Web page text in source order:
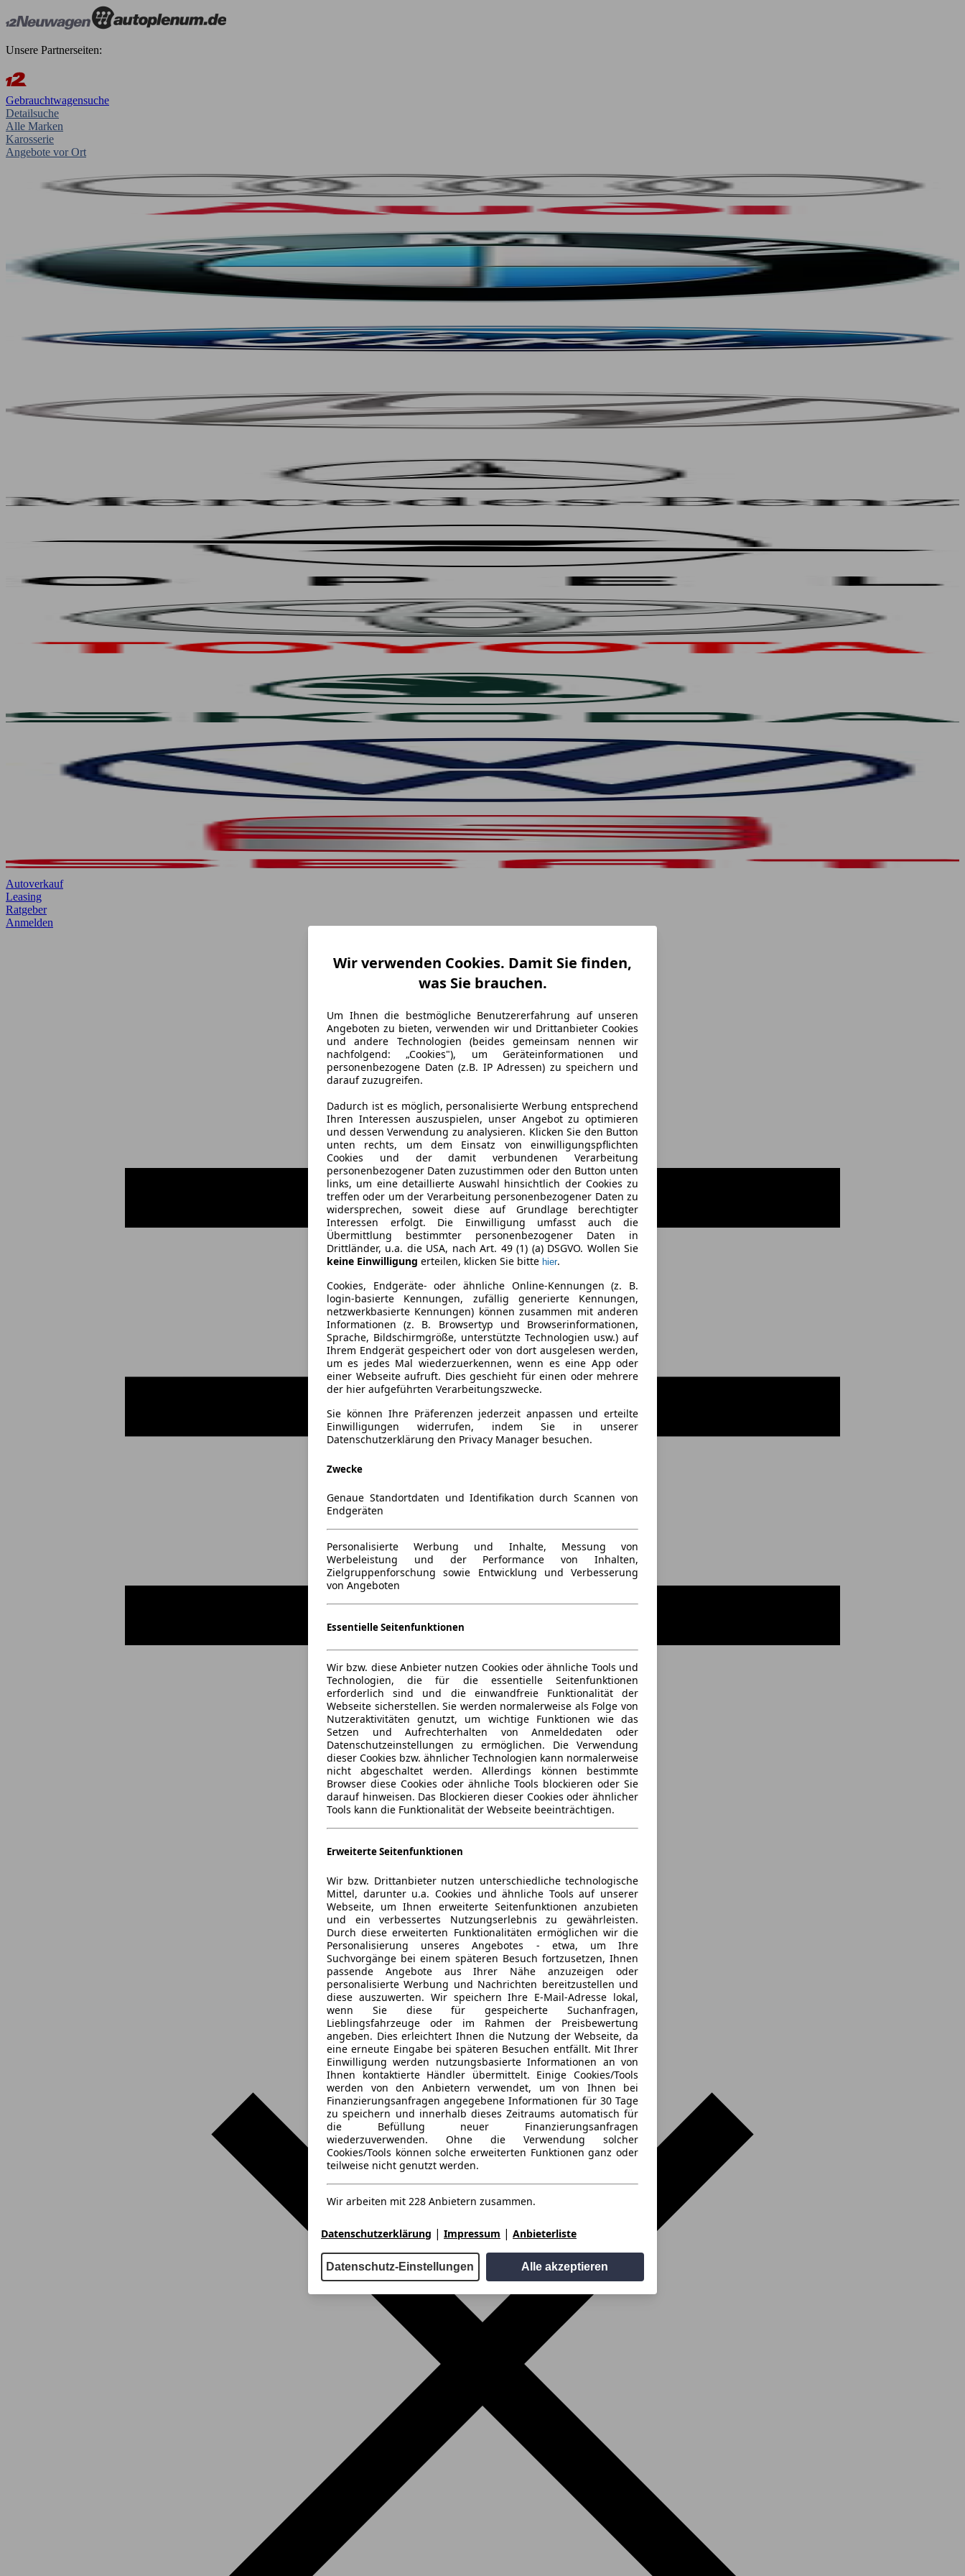
Unsere Partnerseiten:
Gebrauchtwagensuche
Detailsuche
Alle Marken
Karosserie
Angebote vor Ort
Autoverkauf
Leasing
Ratgeber
Anmelden
Wir verwenden Cookies. Damit Sie finden,
was Sie brauchen.
Um Ihnen die bestmögliche Benutzererfahrung auf unseren
Angeboten zu bieten, verwenden wir und Drittanbieter Cookies
und andere Technologien (beides gemeinsam nennen wir
nachfolgend: „Cookies"), um Geräteinformationen und
personenbezogene Daten (z.B. IP Adressen) zu speichern und
darauf zuzugreifen.
Dadurch ist es möglich, personalisierte Werbung entsprechend
Ihren Interessen auszuspielen, unser Angebot zu optimieren
und dessen Verwendung zu analysieren. Klicken Sie den Button
unten rechts, um dem Einsatz von einwilligungspflichten
Cookies und der damit verbundenen Verarbeitung
personenbezogener Daten zuzustimmen oder den Button unten
links, um eine detaillierte Auswahl hinsichtlich der Cookies zu
treffen oder um der Verarbeitung personenbezogener Daten zu
widersprechen, soweit diese auf Grundlage berechtigter
Interessen erfolgt. Die Einwilligung umfasst auch die
Übermittlung bestimmter personenbezogener Daten in
Drittländer, u.a. die USA, nach Art. 49 (1) (a) DSGVO. Wollen Sie
keine Einwilligung erteilen, klicken Sie bitte hier.
Cookies, Endgeräte- oder ähnliche Online-Kennungen (z. B.
login-basierte Kennungen, zufällig generierte Kennungen,
netzwerkbasierte Kennungen) können zusammen mit anderen
Informationen (z. B. Browsertyp und Browserinformationen,
Sprache, Bildschirmgröße, unterstützte Technologien usw.) auf
Ihrem Endgerät gespeichert oder von dort ausgelesen werden,
um es jedes Mal wiederzuerkennen, wenn es eine App oder
einer Webseite aufruft. Dies geschieht für einen oder mehrere
der hier aufgeführten Verarbeitungszwecke.
Sie können Ihre Präferenzen jederzeit anpassen und erteilte
Einwilligungen widerrufen, indem Sie in unserer
Datenschutzerklärung den Privacy Manager besuchen.
Zwecke
Genaue Standortdaten und Identifikation durch Scannen von
Endgeräten
Personalisierte Werbung und Inhalte, Messung von
Werbeleistung und der Performance von Inhalten,
Zielgruppenforschung sowie Entwicklung und Verbesserung
von Angeboten
Essentielle Seitenfunktionen
Wir bzw. diese Anbieter nutzen Cookies oder ähnliche Tools und
Technologien, die für die essentielle Seitenfunktionen
erforderlich sind und die einwandfreie Funktionalität der
Webseite sicherstellen. Sie werden normalerweise als Folge von
Nutzeraktivitäten genutzt, um wichtige Funktionen wie das
Setzen und Aufrechterhalten von Anmeldedaten oder
Datenschutzeinstellungen zu ermöglichen. Die Verwendung
dieser Cookies bzw. ähnlicher Technologien kann normalerweise
nicht abgeschaltet werden. Allerdings können bestimmte
Browser diese Cookies oder ähnliche Tools blockieren oder Sie
darauf hinweisen. Das Blockieren dieser Cookies oder ähnlicher
Tools kann die Funktionalität der Webseite beeinträchtigen.
Erweiterte Seitenfunktionen
Wir bzw. Drittanbieter nutzen unterschiedliche technologische
Mittel, darunter u.a. Cookies und ähnliche Tools auf unserer
Webseite, um Ihnen erweiterte Seitenfunktionen anzubieten
und ein verbessertes Nutzungserlebnis zu gewährleisten.
Durch diese erweiterten Funktionalitäten ermöglichen wir die
Personalisierung unseres Angebotes - etwa, um Ihre
Suchvorgänge bei einem späteren Besuch fortzusetzen, Ihnen
passende Angebote aus Ihrer Nähe anzuzeigen oder
personalisierte Werbung und Nachrichten bereitzustellen und
diese auszuwerten. Wir speichern Ihre E-Mail-Adresse lokal,
wenn Sie diese für gespeicherte Suchanfragen,
Lieblingsfahrzeuge oder im Rahmen der Preisbewertung
angeben. Dies erleichtert Ihnen die Nutzung der Webseite, da
eine erneute Eingabe bei späteren Besuchen entfällt. Mit Ihrer
Einwilligung werden nutzungsbasierte Informationen an von
Ihnen kontaktierte Händler übermittelt. Einige Cookies/Tools
werden von den Anbietern verwendet, um von Ihnen bei
Finanzierungsanfragen angegebene Informationen für 30 Tage
zu speichern und innerhalb dieses Zeitraums automatisch für
die Befüllung neuer Finanzierungsanfragen
wiederzuverwenden. Ohne die Verwendung solcher
Cookies/Tools können solche erweiterten Funktionen ganz oder
teilweise nicht genutzt werden.
Wir arbeiten mit 228 Anbietern zusammen.
Datenschutzerklärung | Impressum | Anbieterliste
Datenschutz-Einstellungen Alle akzeptieren